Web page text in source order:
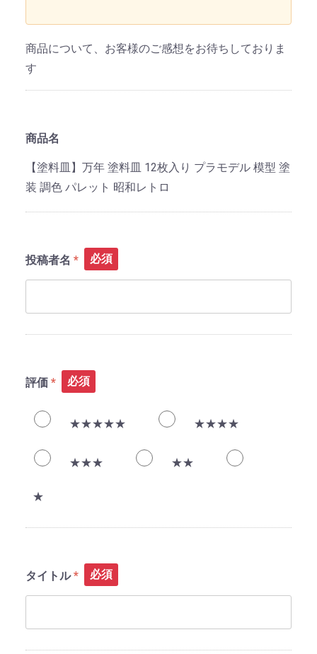
商品について、お客様のご感想をお待ちしておりま
す
商品名
【塗料皿】万年 塗料皿 12枚入り プラモデル 模型 塗
装 調色 パレット 昭和レトロ
投稿者名 必須
評価 必須
★★★★★ ★★★★
★★★ ★★
★
タイトル 必須